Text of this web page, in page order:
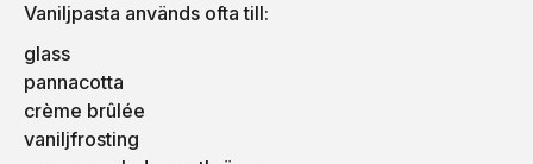
Vaniljpasta används ofta till:
glass
pannacotta
crème brûlée
vaniljfrosting